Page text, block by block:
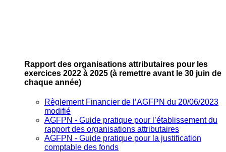
Rapport des organisations attributaires pour les
exercices 2022 à 2025 (à remettre avant le 30 juin de
chaque année)
Règlement Financier de l’AGFPN du 20/06/2023
modifié
AGFPN ‐ Guide pratique pour l’établissement du
rapport des organisations attributaires
AGFPN ‐ Guide pratique pour la justification
comptable des fonds